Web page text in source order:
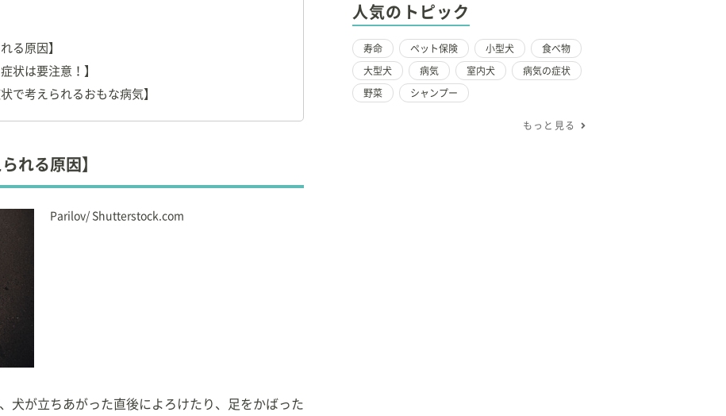
動物病院にてリハビリテーション専門診療を行う。
日本初の犬と猫のリハビリテーションに特化した動物病院
本獣医麻酔外科学会
京都獣医師会
テーション学会 理事
研究会（JSAPT）
材記事、動物医療専門誌への寄稿多数。
一緒に暮らす愛猫家。
る原因】
状は要注意！】
で考えられるおもな病気】
れる原因】
Parilov/ Shutterstock.com
犬が立ちあがった直後によろけたり、足をかばった
人気のトピック
寿命 ペット保険 小型犬 食べ物
大型犬 病気 室内犬 病気の症状
野菜 シャンプー
もっと見る